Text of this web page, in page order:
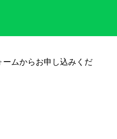
ムからお申し込みくだ